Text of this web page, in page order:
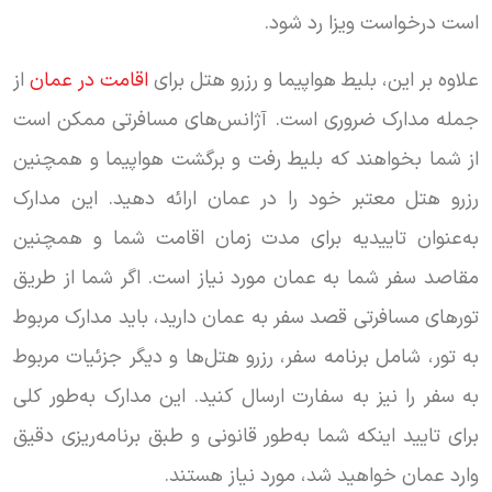
است درخواست ویزا رد شود.
علاوه بر این، بلیط هواپیما و رزرو هتل برایاقامت در عمان از
جمله مدارک ضروری است. آژانس‌های مسافرتی ممکن است
از شما بخواهند که بلیط رفت و برگشت هواپیما و همچنین
رزرو هتل معتبر خود را در عمان ارائه دهید. این مدارک
به‌عنوان تاییدیه برای مدت زمان اقامت شما و همچنین
مقاصد سفر شما به عمان مورد نیاز است. اگر شما از طریق
تورهای مسافرتی قصد سفر به عمان دارید، باید مدارک مربوط
به تور، شامل برنامه سفر، رزرو هتل‌ها و دیگر جزئیات مربوط
به سفر را نیز به سفارت ارسال کنید. این مدارک به‌طور کلی
برای تایید اینکه شما به‌طور قانونی و طبق برنامه‌ریزی دقیق
وارد عمان خواهید شد، مورد نیاز هستند.